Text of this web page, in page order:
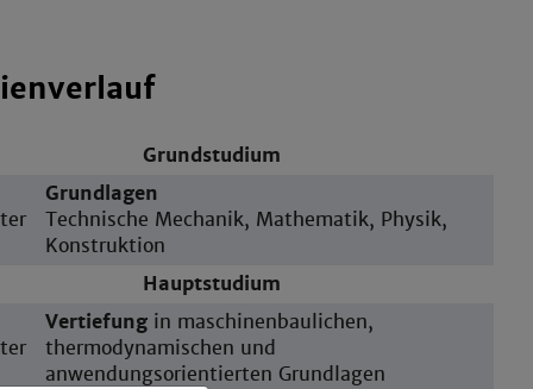
Grundstudium
Grundlagen
Technische Mechanik, Mathematik, Physik,
Konstruktion
Hauptstudium
Vertiefung in maschinenbaulichen,
thermodynamischen und
anwendungsorientierten Grundlagen